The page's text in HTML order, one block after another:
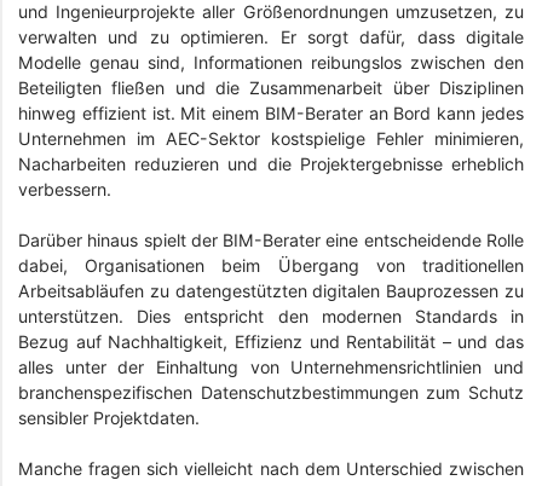
und Ingenieurprojekte aller Größenordnungen umzusetzen, zu
verwalten und zu optimieren. Er sorgt dafür, dass digitale
Modelle genau sind, Informationen reibungslos zwischen den
Beteiligten fließen und die Zusammenarbeit über Disziplinen
hinweg effizient ist. Mit einem BIM-Berater an Bord kann jedes
Unternehmen im AEC-Sektor kostspielige Fehler minimieren,
Nacharbeiten reduzieren und die Projektergebnisse erheblich
verbessern.
Darüber hinaus spielt der BIM-Berater eine entscheidende Rolle
dabei, Organisationen beim Übergang von traditionellen
Arbeitsabläufen zu datengestützten digitalen Bauprozessen zu
unterstützen. Dies entspricht den modernen Standards in
Bezug auf Nachhaltigkeit, Effizienz und Rentabilität – und das
alles unter der Einhaltung von Unternehmensrichtlinien und
branchenspezifischen Datenschutzbestimmungen zum Schutz
sensibler Projektdaten.
Manche fragen sich vielleicht nach dem Unterschied zwischen